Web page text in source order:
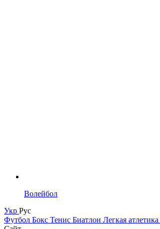
Волейбол
Укр Рус
Футбол Бокс Тенис Биатлон Легкая атлетика